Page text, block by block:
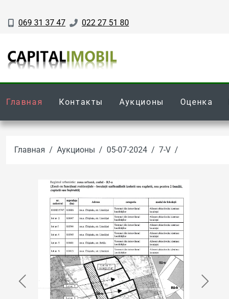
069 31 37 47 022 27 51 80
Главная Контакты Аукционы Оценка
Главная Аукционы 05-07-2024 7-V
Previous Next